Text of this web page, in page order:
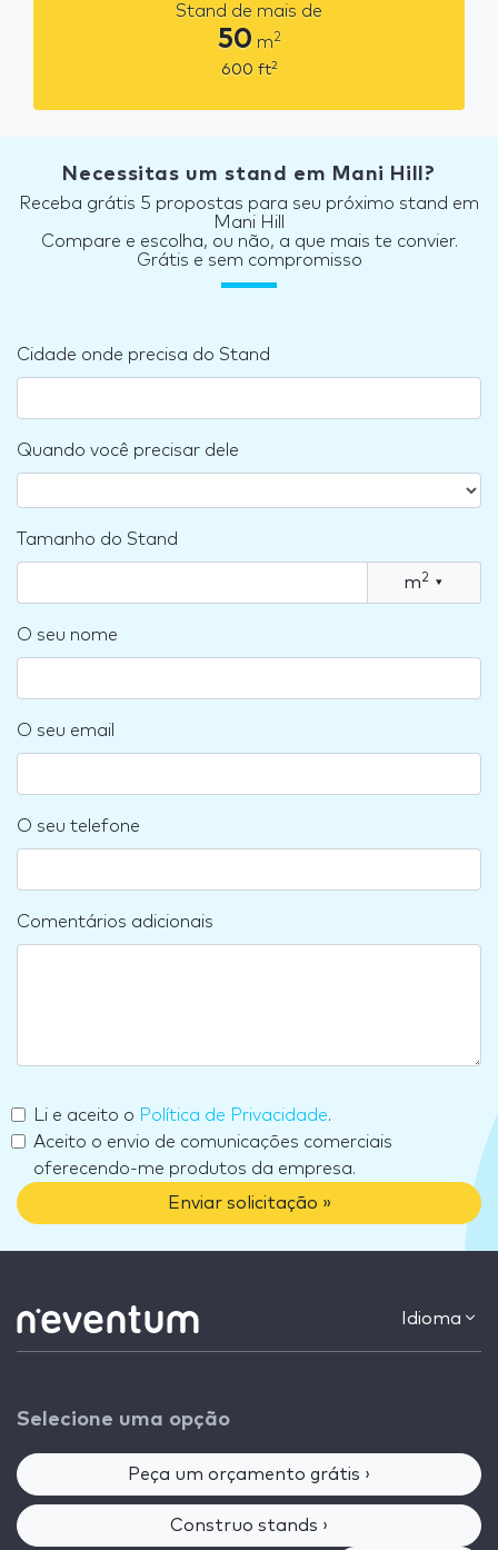
Stand de mais de
50 m2
600 ft2
Necessitas um stand em Mani Hill?
Receba grátis 5 propostas para seu próximo stand em
Mani Hill
Compare e escolha, ou não, a que mais te convier.
Grátis e sem compromisso
Cidade onde precisa do Stand
Quando você precisar dele
Tamanho do Stand
m2 ▾
O seu nome
O seu email
O seu telefone
Comentários adicionais
Li e aceito o Política de Privacidade.
Aceito o envio de comunicações comerciais
oferecendo-me produtos da empresa.
Enviar solicitação »
Idioma
Selecione uma opção
Peça um orçamento grátis ›
Construo stands ›